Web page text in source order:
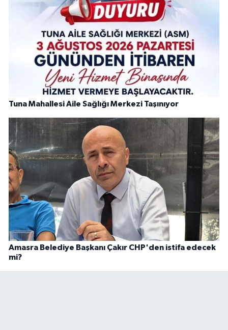
Tuna Mahallesi Aile Sağlığı Merkezi Taşınıyor
Amasra Belediye Başkanı Çakır CHP'den istifa edecek
mi?